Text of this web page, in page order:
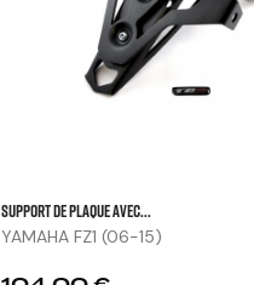
SUPPORT DE PLAQUE AVEC...
YAMAHA FZ1 (06-15)